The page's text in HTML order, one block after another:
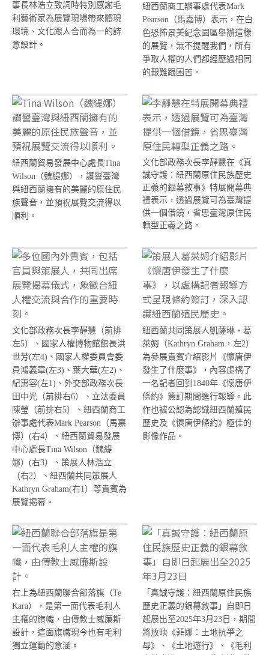
事長林浩立致詞時特別感謝毛
利藝術家為展覽現場帶來體現
環境、文化跟人合而為一的詩
意設計。
紐西蘭商工辦事處代表Mark
Pearson（馬嘉博）表示，在白
色恐怖景美紀念園區舉辦這樣
的展覽，無不提醒我們，所有
爭取人權的人們都經歷過相同
的艱難跟困苦。
紐西蘭貿易發展中心處長Tina
Wilson（魏緹娜），讚譽臺灣
與紐西蘭擁有的美麗的原住民
族聲音，並預祝展覽交流得以
順利。
文化部政務次長李靜慧在《真
誠守護：紐西蘭原住民族歷史
正義的銀幕敘事》特展開幕典
禮表示，透過展覽可為臺灣提
供一個借鏡，省思臺灣原住民
轉型正義之路。
文化部政務次長李靜慧（前排
左5）、國家人權博物館館長洪
世芳(左4)、國家人權委員會委
員鴻義章(左3)、葉大華(左2)、
紀惠容(左1)、外交部政務次長
田中光（前排右6）、立法委員
陳瑩（前排右5）、紐西蘭商工
辦事處代表Mark Pearson（馬嘉
博）(右4）、紐西蘭貿易發展
中心處長Tina Wilson（魏緹
娜）(右3）、策展人林浩立
（右2）、紐西蘭共同策展人
Kathryn Graham(右1）等貴賓為
展覽揭幕。
紐西蘭共同策展人凱薩琳・葛
萊姆（Kathryn Graham，左2）
為參展貴賓介紹影片《懷唐伊
發生了什麼事》，內容虛構了
一名記者回到1840年《懷唐伊
條約》簽訂期間進行報導。此
作也被公認為認識紐西蘭殖民
歷史及《懷唐伊條約》極佳的
影像作品。
右上為紐西蘭聯合部落旗（Te
Kara），是第一面代表毛利人
主權的旗幟，由傳教士威廉斯
設計，這面旗幟現今也有毛利
獨立運動的意涵。
「真誠守護：紐西蘭原住民族
歷史正義的銀幕敘事」自即日
起展出至2025年3月23日，期間
將放映《菲娜：土地抗爭之
母》、《土地遊行》、《毛利